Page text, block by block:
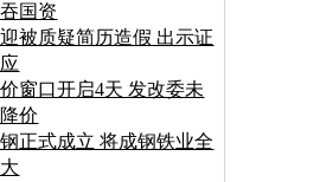
国资
被质疑简历造假 出示证
窗口开启4天 发改委未
价
正式成立 将成钢铁业全